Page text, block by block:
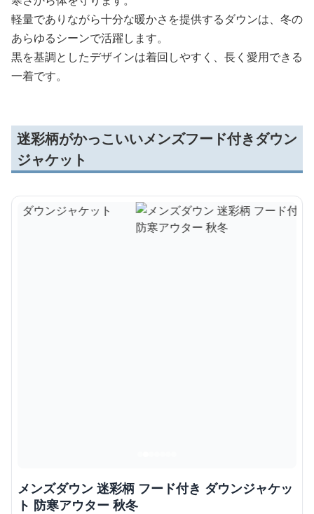
軽量でありながら十分な暖かさを提供するダウンは、冬の
あらゆるシーンで活躍します。
黒を基調としたデザインは着回しやすく、長く愛用できる
一着です。
迷彩柄がかっこいいメンズフード付きダウン
ジャケット
メンズダウン 迷彩柄 フード付き ダウンジャケッ
ト 防寒アウター 秋冬